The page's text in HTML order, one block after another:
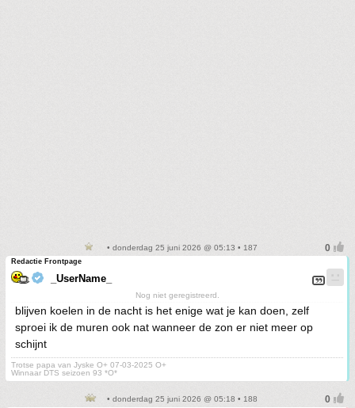
• donderdag 25 juni 2026 @ 05:13 • 187
Redactie Frontpage
_UserName_
Nog niet geregistreerd.
blijven koelen in de nacht is het enige wat je kan doen, zelf
sproei ik de muren ook nat wanneer de zon er niet meer op
schijnt
Trotse papa van Jyske O+ 07-03-2025 O+
Winnaar DTS seizoen 93 *O*
• donderdag 25 juni 2026 @ 05:18 • 188